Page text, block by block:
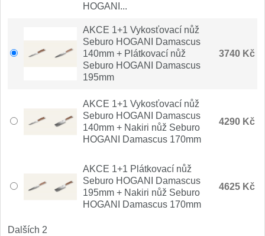
Nože Samura MO-V 4
Nože Samura Bamboo
Brousky na nože 9
HOGANI...
AKCE 1+1 Vykosťovací nůž
Seburo HOGANI Damascus
140mm + Plátkovací nůž
Seburo HOGANI Damascus
195mm
3740 Kč
AKCE 1+1 Vykosťovací nůž
Seburo HOGANI Damascus
140mm + Nakiri nůž Seburo
HOGANI Damascus 170mm
4290 Kč
AKCE 1+1 Plátkovací nůž
Seburo HOGANI Damascus
195mm + Nakiri nůž Seburo
HOGANI Damascus 170mm
4625 Kč
Dalších 2